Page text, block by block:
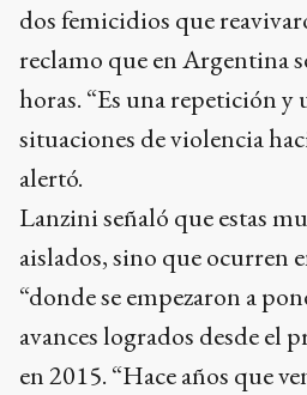
dos femicidios que
reclamo que en Argentina
horas. “Es una repetición y
situaciones de violencia
alertó.
Lanzini señaló que estas
aislados, sino que ocurren
“donde se empezaron a
avances logrados desde el
en 2015. “Hace años que